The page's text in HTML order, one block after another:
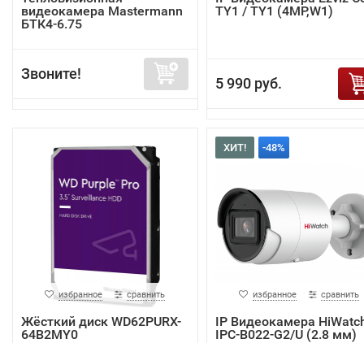
видеокамера Mastermann
БТК4-6.75
Звоните!
TY1 / TY1 (4MP,W1)
5 990 руб.
избранное сравнить
Жёсткий диск WD62PURX-
64B2MY0
ХИТ! -48%
избранное сравнить
IP Видеокамера
IPC-B022-G2/U (2.8 мм)